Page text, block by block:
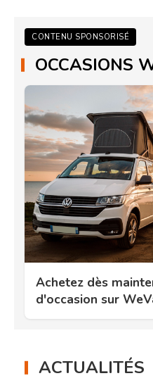
CONTENU SPONSORISÉ
OCCASIONS
Achetez dès
d'occasion sur
ACTUALITÉS